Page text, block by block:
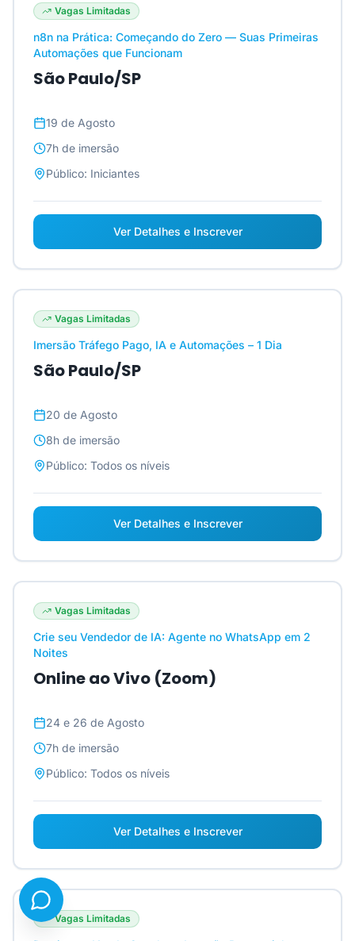
Vagas Limitadas
n8n na Prática: Começando do Zero — Suas Primeiras
Automações que Funcionam
São Paulo/SP
19 de Agosto
7h de imersão
Público: Iniciantes
Ver Detalhes e Inscrever
Vagas Limitadas
Imersão Tráfego Pago, IA e Automações – 1 Dia
São Paulo/SP
20 de Agosto
8h de imersão
Público: Todos os níveis
Ver Detalhes e Inscrever
Vagas Limitadas
Crie seu Vendedor de IA: Agente no WhatsApp em 2
Noites
Online ao Vivo (Zoom)
24 e 26 de Agosto
7h de imersão
Público: Todos os níveis
Ver Detalhes e Inscrever
Vagas Limitadas